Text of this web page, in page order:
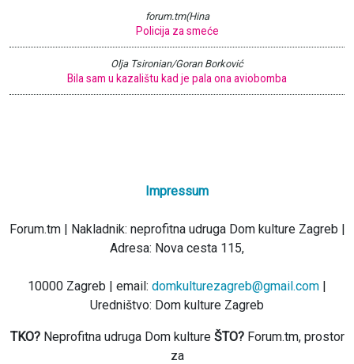
forum.tm(Hina
Policija za smeće
Olja Tsironian/Goran Borković
Bila sam u kazalištu kad je pala ona aviobomba
Impressum
Forum.tm | Nakladnik: neprofitna udruga Dom kulture Zagreb |
Adresa: Nova cesta 115,
10000 Zagreb | email: domkulturezagreb@gmail.com |
Uredništvo: Dom kulture Zagreb
TKO?Neprofitna udruga Dom kulture ŠTO?Forum.tm, prostor
za